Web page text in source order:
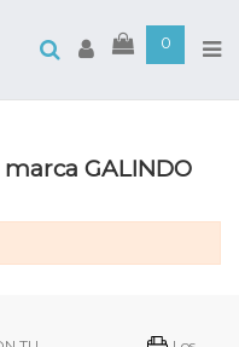
0
GALINDO